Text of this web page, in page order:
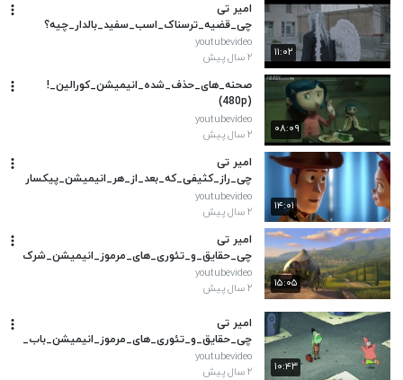
۱۱:۰۲
امیر تی
چی_قضیه_ترسناک_اسب_سفید_بالدار_چیه؟
__این_اسب_ایرانیه(480p)
youtubevideo
۲ سال پیش
۰۸:۰۹
صحنه_های_حذف_شده_انیمیشن_کورالین_!
(480p)
youtubevideo
۲ سال پیش
۱۴:۰۱
امیر تی
چی_راز_کثیفی_که_بعد_از_هر_انیمیشن_پیکسار
_وجود_داره_(480p)
youtubevideo
۲ سال پیش
۱۵:۰۵
امیر تی
چی_حقایق_و_تئوری_های_مرموز_انیمیشن_شرک
(480p)
youtubevideo
۲ سال پیش
۱۰:۴۳
امیر تی
چی_حقایق_و_تئوری_های_مرموز_انیمیشن_باب_
اسفنجی_(480p)
youtubevideo
۲ سال پیش